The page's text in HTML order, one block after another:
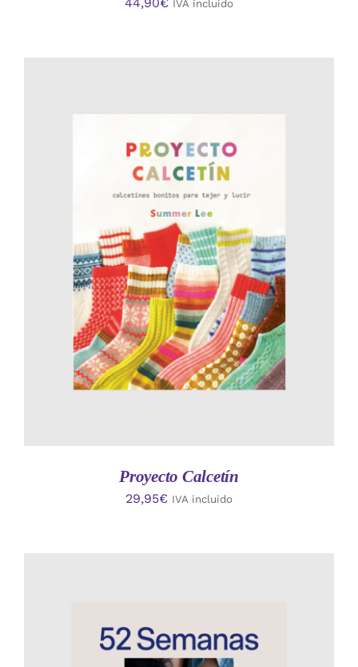
IVA incluido
AÑADIR AL CARRITO
/
DETALLES
Proyecto Calcetín
29,95€ IVA incluido